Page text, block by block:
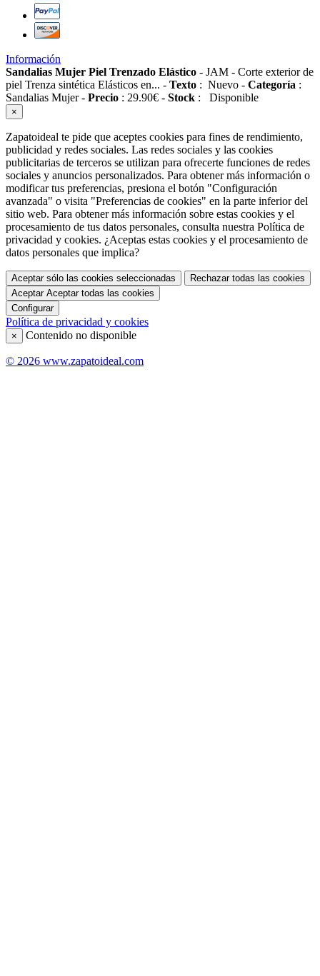
Información
Sandalias Mujer Piel Trenzado Elástico - JAM - Corte exterior de
piel Trenza sintética Elásticos en... - Texto : Nuevo - Categoría :
Sandalias Mujer- Precio : 29.90€ - Stock : Disponible
×
Zapatoideal te pide que aceptes cookies para fines de rendimiento,
publicidad y redes sociales. Las redes sociales y las cookies
publicitarias de terceros se utilizan para ofrecerte funciones de redes
sociales y anuncios personalizados. Para obtener más información o
modificar tus preferencias, presiona el botón "Configuración
avanzada" o visita "Preferencias de cookies" en la parte inferior del
sitio web. Para obtener más información sobre estas cookies y el
procesamiento de tus datos personales, consulta nuestra Política de
privacidad y cookies. ¿Aceptas estas cookies y el procesamiento de
datos personales que implica?
Aceptar sólo las cookies seleccionadas
Rechazar todas las cookies
Aceptar Aceptar todas las cookies
Configurar
Política de privacidad y cookies
× Contenido no disponible
© 2026 www.zapatoideal.com